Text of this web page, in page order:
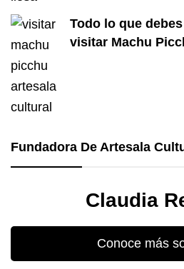
Todo lo que
visitar Machu
Fundadora De Artesala
Claudia
Conoce más